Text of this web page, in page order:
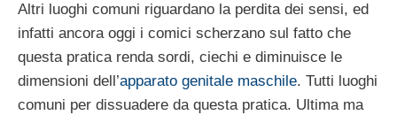
Altri luoghi comuni riguardano la perdita dei sensi, ed
infatti ancora oggi i comici scherzano sul fatto che
questa pratica renda sordi, ciechi e diminuisce le
dimensioni dell’apparato genitale maschile. Tutti luoghi
comuni per dissuadere da questa pratica. Ultima ma